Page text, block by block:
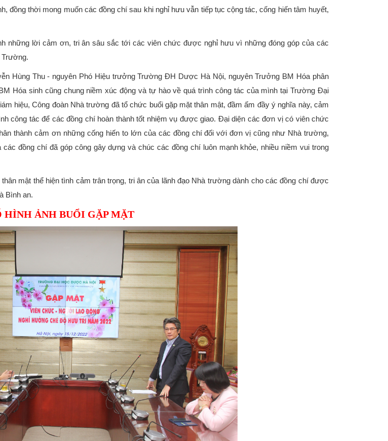
đồng thời mong muốn các đồng chí sau khi nghỉ hưu vẫn tiếp tục cộng tác, cống hiến tâm huyết,
những lời cảm ơn, tri ân sâu sắc tới các viên chức được nghỉ hưu vì những đóng góp của các
Trường.
Hùng Thu - nguyên Phó Hiệu trưởng Trường ĐH Dược Hà Nội, nguyên Trưởng BM Hóa phân
Hóa sinh cũng chung niềm xúc động và tự hào về quá trình công tác của mình tại Trường Đại
hiệu, Công đoàn Nhà trường đã tổ chức buổi gặp mặt thân mật, đầm ấm đầy ý nghĩa này, cảm
công tác để các đồng chí hoàn thành tốt nhiệm vụ được giao. Đại diện các đơn vị có viên chức
thành cảm ơn những cống hiến to lớn của các đồng chí đối với đơn vị cũng như Nhà trường,
đồng chí đã góp công gây dựng và chúc các đồng chí luôn mạnh khỏe, nhiều niềm vui trong
mật thể hiện tình cảm trân trọng, tri ân của lãnh đạo Nhà trường dành cho các đồng chí được
Bình an.
HÌNH ẢNH BUỔI GẶP MẶT